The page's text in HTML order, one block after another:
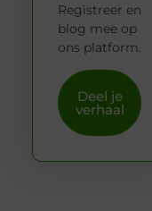
Registreer en
blog mee op
ons platform.
Deel je
verhaal